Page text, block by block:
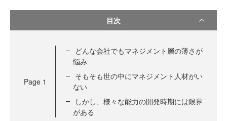
目次
Page 1
どんな会社でもマネジメント層の薄さが
悩み
そもそも世の中にマネジメント人材がい
ない
しかし、様々な能力の開発時期には限界
がある